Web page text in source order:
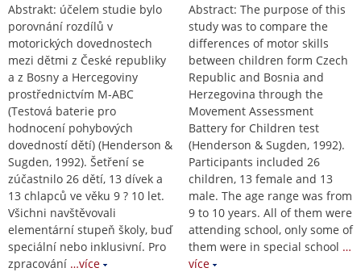
Abstrakt: účelem studie bylo
porovnání rozdílů v
motorických dovednostech
mezi dětmi z České republiky
a z Bosny a Hercegoviny
prostřednictvím M-ABC
(Testová baterie pro
hodnocení pohybových
dovedností dětí) (Henderson &
Sugden, 1992). Šetření se
zúčastnilo 26 dětí, 13 dívek a
13 chlapců ve věku 9 ? 10 let.
Všichni navštěvovali
elementární stupeň školy, buď
speciální nebo inklusivní. Pro
zpracování …více
Abstract: The purpose of this
study was to compare the
differences of motor skills
between children form Czech
Republic and Bosnia and
Herzegovina through the
Movement Assessment
Battery for Children test
(Henderson & Sugden, 1992).
Participants included 26
children, 13 female and 13
male. The age range was from
9 to 10 years. All of them were
attending school, only some of
them were in special school …
více